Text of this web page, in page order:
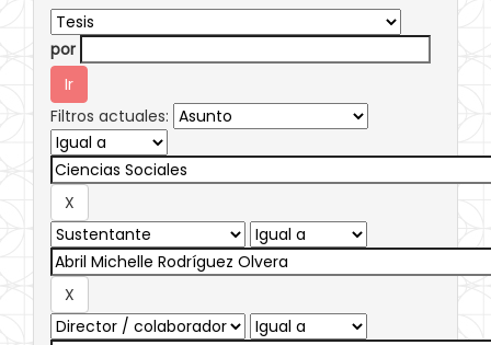
por
Filtros actuales: